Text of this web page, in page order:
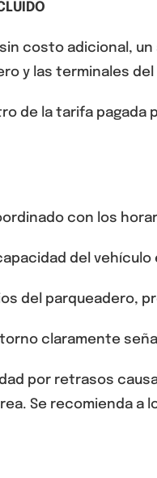
costo adicional, un
y las terminales del
de la tarifa pagada
con los
del
del parqueadero,
claramente
por retrasos
Se recomienda